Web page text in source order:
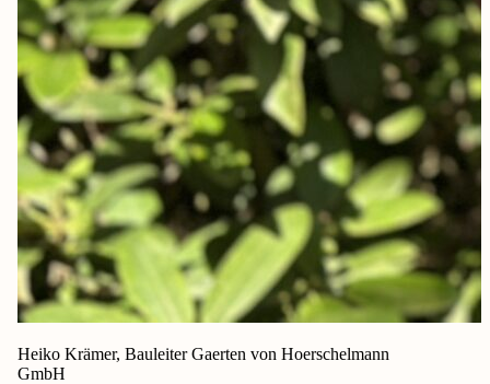
Heiko Krämer, Bauleiter Gaerten von Hoerschelmann
GmbH